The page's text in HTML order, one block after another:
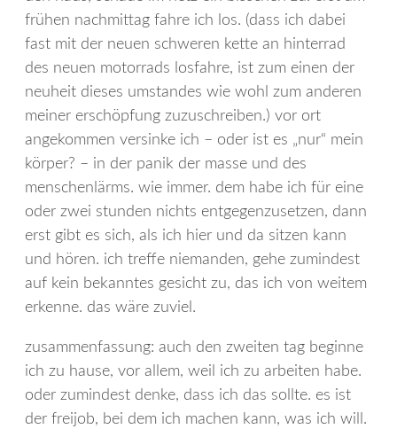
frühen nachmittag fahre ich los. (dass ich dabei
fast mit der neuen schweren kette an hinterrad
des neuen motorrads losfahre, ist zum einen der
neuheit dieses umstandes wie wohl zum anderen
meiner erschöpfung zuzuschreiben.) vor ort
angekommen versinke ich – oder ist es „nur“ mein
körper? – in der panik der masse und des
menschenlärms. wie immer. dem habe ich für eine
oder zwei stunden nichts entgegenzusetzen, dann
erst gibt es sich, als ich hier und da sitzen kann
und hören. ich treffe niemanden, gehe zumindest
auf kein bekanntes gesicht zu, das ich von weitem
erkenne. das wäre zuviel.
zusammenfassung: auch den zweiten tag beginne
ich zu hause, vor allem, weil ich zu arbeiten habe.
oder zumindest denke, dass ich das sollte. es ist
der freijob, bei dem ich machen kann, was ich will.